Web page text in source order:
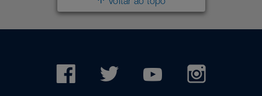
Voltar ao topo